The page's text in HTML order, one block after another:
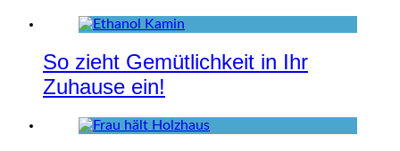
So zieht Gemütlichkeit in Ihr
Zuhause ein!